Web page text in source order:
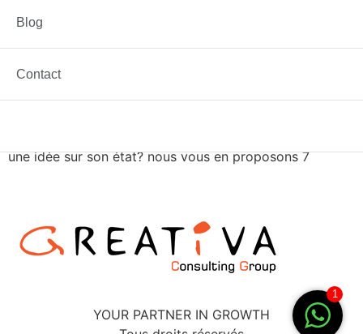
Blog
Contact
une idée sur son état? nous vous en proposons 7
YOUR PARTNER IN GROWTH
1